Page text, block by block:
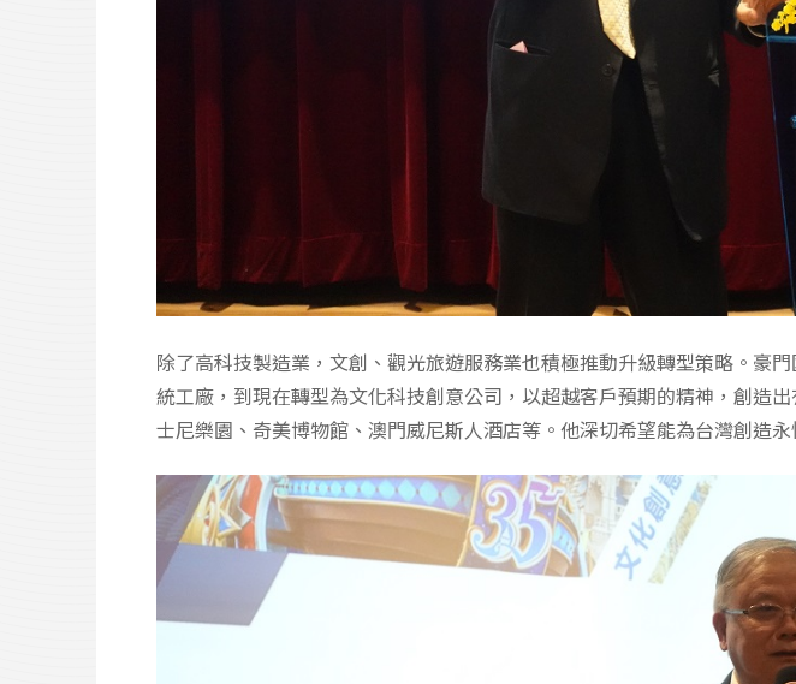
除了高科技製造業，文創、觀光旅遊服務業也積極推動升級轉型策略。豪
統工廠，到現在轉型為文化科技創意公司，以超越客戶預期的精神，創造
士尼樂園、奇美博物館、澳門威尼斯人酒店等。他深切希望能為台灣創造